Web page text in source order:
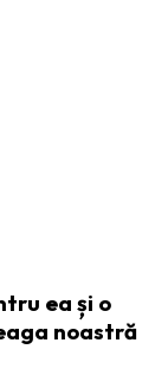
ea și o
noastră